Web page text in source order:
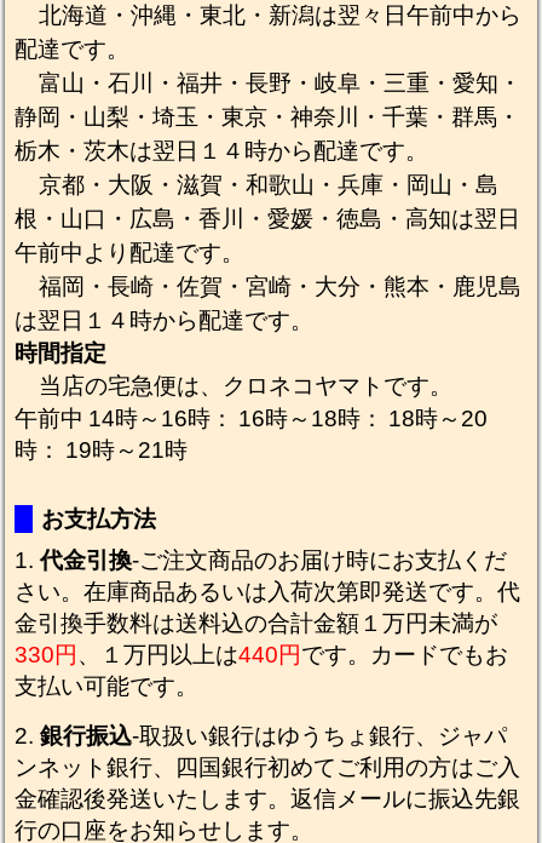
北海道・沖縄・東北・新潟は翌々日午前中から
配達です。
富山・石川・福井・長野・岐阜・三重・愛知・
静岡・山梨・埼玉・東京・神奈川・千葉・群馬・
栃木・茨木は翌日１４時から配達です。
京都・大阪・滋賀・和歌山・兵庫・岡山・島
根・山口・広島・香川・愛媛・徳島・高知は翌日
午前中より配達です。
福岡・長崎・佐賀・宮崎・大分・熊本・鹿児島
は翌日１４時から配達です。
時間指定
当店の宅急便は、クロネコヤマトです。
午前中 14時～16時： 16時～18時：
18時～20
時：
19時～21時
お支払方法
代金引換-ご注文商品のお届け時にお支払くだ
さい。在庫商品あるいは入荷次第即発送です。代
金引換手数料は送料込の合計金額１万円未満が
330円 、１万円以上は440円です。カードでもお
支払い可能です。
銀行振込-取扱い銀行はゆうちょ銀行、ジャパ
ンネット銀行、四国銀行初めてご利用の方はご入
金確認後発送いたします。返信メールに振込先銀
行の口座をお知らせします。